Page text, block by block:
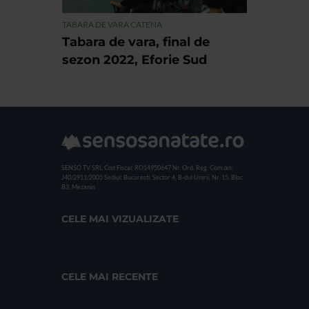
TABARA DE VARA CATENA
Tabara de vara, final de
sezon 2022, Eforie Sud
SENSO TV SRL Cod Fiscal: RO14950647 Nr. Ord. Reg. Com./an:
J40/2911/2005 Sediul: Bucuresti, Sector 4, B-dul Unirii, Nr. 15, Bloc
B3, Mezanin
CELE MAI VIZUALIZATE
CELE MAI RECENTE